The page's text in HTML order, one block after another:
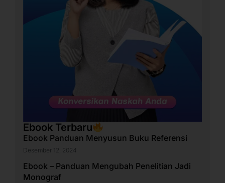
Ebook Terbaru
Ebook Panduan Menyusun Buku Referensi
Desember 12, 2024
Ebook – Panduan Mengubah Penelitian Jadi
Monograf